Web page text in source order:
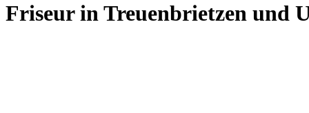
Friseur in Treuenbrietzen und